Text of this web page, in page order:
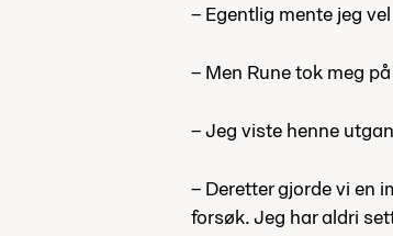
– Egentlig mente jeg
– Men Rune tok meg
– Jeg viste henne
– Deretter gjorde vi en
forsøk. Jeg har aldri